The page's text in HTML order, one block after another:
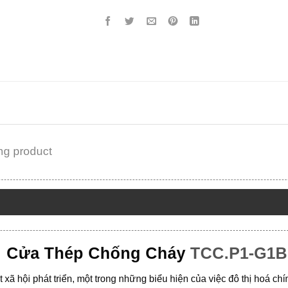
product
Cửa Thép Chống CháyTCC.P1-G1B
hội phát triển, một trong những biểu hiện của việc đô thị hoá